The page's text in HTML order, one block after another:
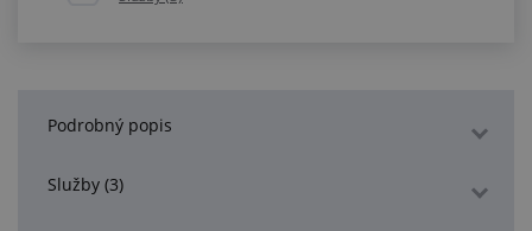
Podrobný popis
Služby (3)